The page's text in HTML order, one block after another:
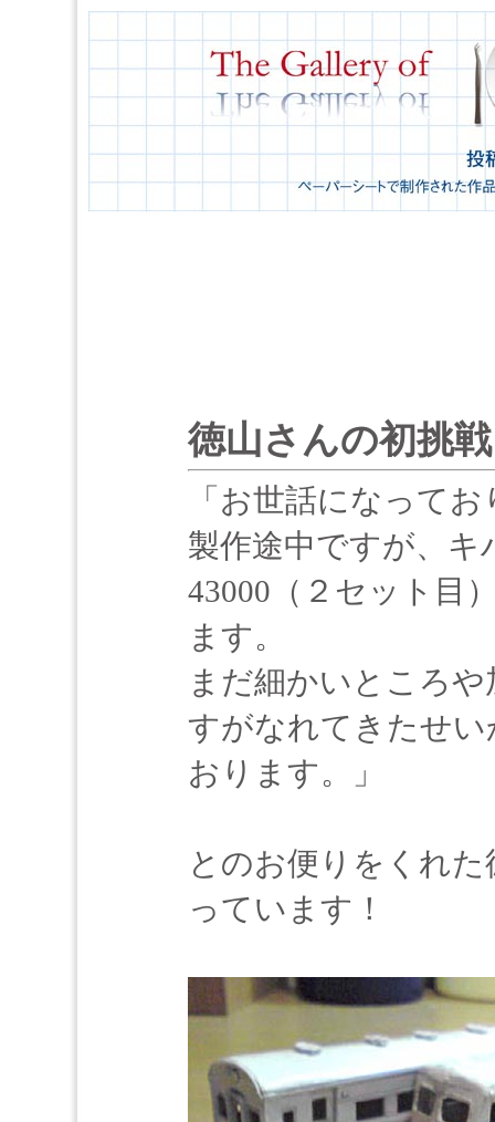
徳山さんの初挑
「お世話になって
製作途中ですが、キ
43000（２セット目
ます。
まだ細かいところ
すがなれてきたせ
おります。」
とのお便りをくれ
っています！